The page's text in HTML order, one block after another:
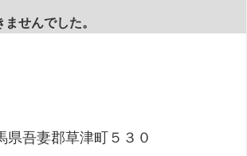
せんでした。
県吾妻郡草津町５３０